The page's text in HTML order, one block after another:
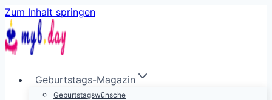
Zum Inhalt springen
Geburtstags-Magazin
Geburtstagswünsche